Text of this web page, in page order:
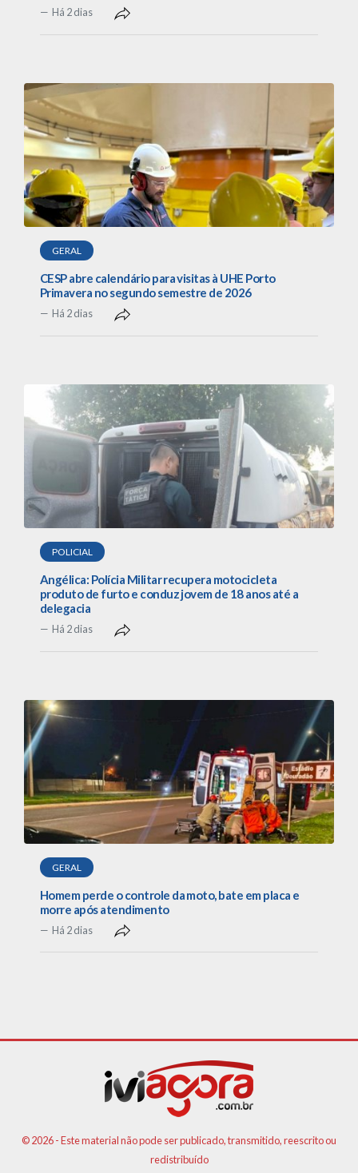
Há 2 dias
GERAL
CESP abre calendário para visitas à UHE Porto
Primavera no segundo semestre de 2026
Há 2 dias
POLICIAL
Angélica: Polícia Militar recupera motocicleta
produto de furto e conduz jovem de 18 anos até a
delegacia
Há 2 dias
GERAL
Homem perde o controle da moto, bate em placa e
morre após atendimento
Há 2 dias
© 2026 - Este material não pode ser publicado, transmitido, reescrito ou
redistribuído